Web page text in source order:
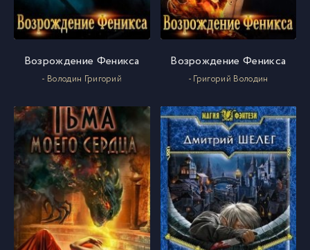
69 069
72 072
073
074
Возрождение Феникса
- Володин Григорий
Возрождение Феникса
- Григорий Володин